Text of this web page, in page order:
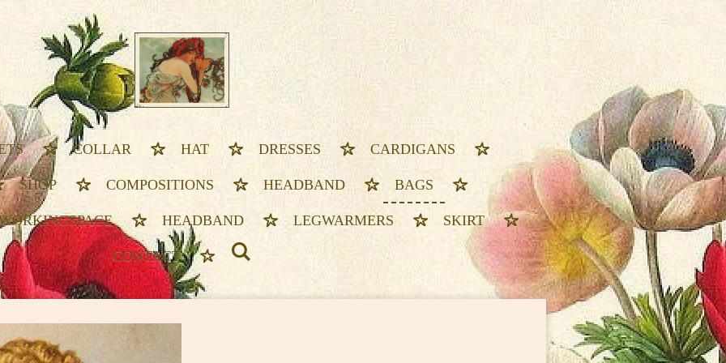
COLLAR HAT DRESSES CARDIGANS
SHOP COMPOSITIONS HEADBAND BAGS
HEADBAND LEGWARMERS SKIRT
CONTACT